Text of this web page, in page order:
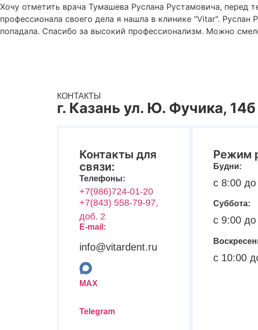
Хочу отметить врача Тумашева Руслана Рустамовича, перед
профессионала своего дела я нашла в клинике "Vitar".
попадала. Спасибо за высокий профессионализм. Можно
КОНТАКТЫ
г. Казань ул. Ю. Фучика, 14б
Контакты для
связи:
Телефоны:
+7(986)724-01-20
+7(843) 558-79-97,
доб. 2
E-mail:
info@vitardent.ru
MAX
Telegram
Режим
Будни:
с 8:00
Суббота:
с 9:00
с 10:00